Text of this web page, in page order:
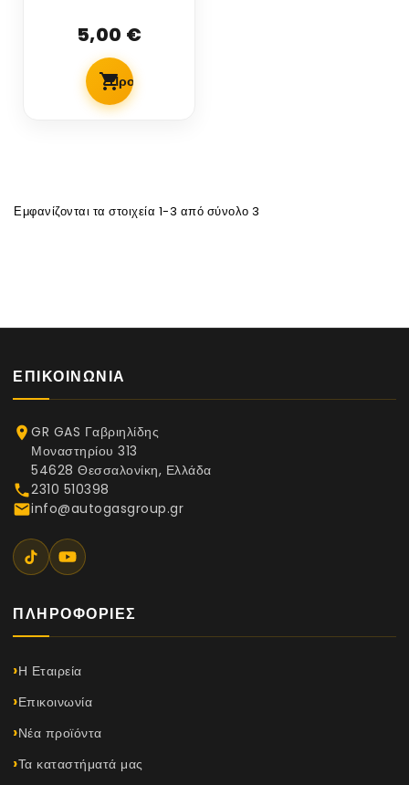
δεξαμενής
5,00 €
Προσθήκη Στο Καλάθι
Εμφανίζονται τα στοιχεία 1-3 από σύνολο 3
ΕΠΙΚΟΙΝΩΝΊΑ
place GR GAS Γαβριηλίδης
Μοναστηρίου 313
54628 Θεσσαλονίκη, Ελλάδα
phone2310 510398
emailinfo@autogasgroup.gr
ΠΛΗΡΟΦΟΡΊΕΣ
Η Εταιρεία
Επικοινωνία
Νέα προϊόντα
Τα καταστήματά μας